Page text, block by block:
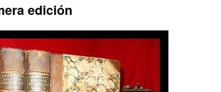
edición